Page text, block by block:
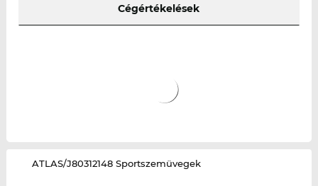
Cégértékelések
‌ATLAS/J80312148 Sportszemüvegek